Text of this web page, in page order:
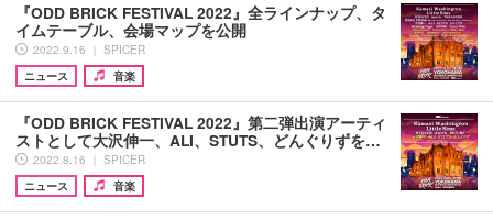
『ODD BRICK FESTIVAL 2022』全ラインナップ、タ
イムテーブル、会場マップを公開
2022.9.16 ｜ SPICER
ニュース
音楽
『ODD BRICK FESTIVAL 2022』第二弾出演アーティ
ストとして大沢伸一、ALI、STUTS、どんぐりずを…
2022.8.16 ｜ SPICER
ニュース
音楽